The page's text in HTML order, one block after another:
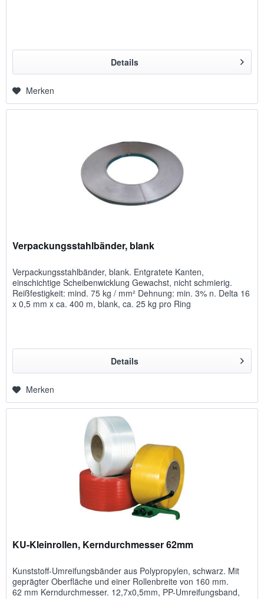
Details
Merken
Verpackungsstahlbänder, blank
Verpackungsstahlbänder, blank. Entgratete Kanten,
einschichtige Scheibenwicklung Gewachst, nicht schmierig.
Reißfestigkeit: mind. 75 kg / mm² Dehnung: min. 3% n. Delta 16
x 0,5 mm x ca. 400 m, blank, ca. 25 kg pro Ring
Details
Merken
KU-Kleinrollen, Kerndurchmesser 62mm
Kunststoff-Umreifungsbänder aus Polypropylen, schwarz. Mit
geprägter Oberfläche und einer Rollenbreite von 160 mm.
62 mm Kerndurchmesser. 12,7x0,5mm, PP-Umreifungsband,